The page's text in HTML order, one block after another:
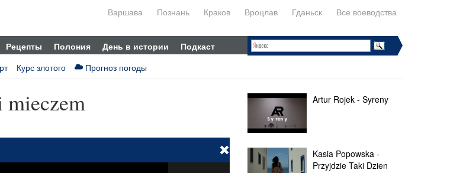
Варшава Познань Краков Вроцлав Гданьск Все воеводства
Рецепты Полония День в истории
Подкаст
Курс злотого Прогноз погоды
mieczem Artur Rojek - Syreny
Kasia Popowska -
Przyjdzie Taki Dzien